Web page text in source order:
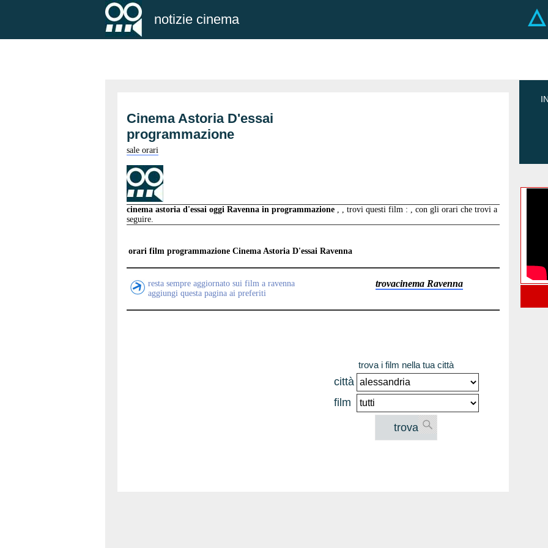
notizie cinema
Cinema Astoria D'essai
programmazione
sale orari
cinema astoria d'essai oggi Ravenna in programmazione , , trovi questi film : , con gli orari che trovi a
seguire.
orari film programmazione Cinema Astoria D'essai Ravenna
resta sempre aggiornato sui film a ravenna
aggiungi questa pagina ai preferiti
trovacinema Ravenna
trova i film nella tua città
città
film
trova